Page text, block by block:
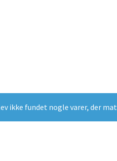
ikke fundet nogle varer, der